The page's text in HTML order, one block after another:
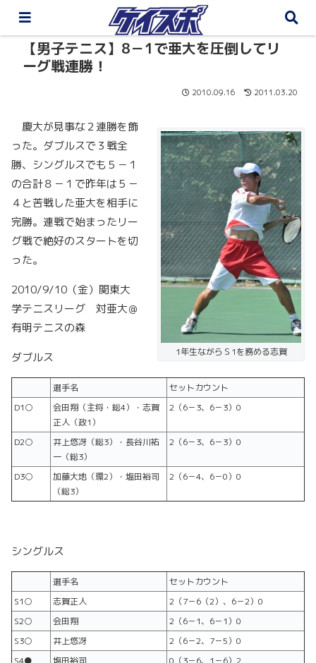
【男子テニス】8－1で亜大を圧倒してリ
ーグ戦連勝！
2010.09.16 2011.03.20
1年生ながらＳ1を務める志賀
慶大が見事な２連勝を飾
った。ダブルスで３戦全
勝、シングルスでも５－１
の合計８－１で昨年は５－
４と苦戦した亜大を相手に
完勝。連戦で始まったリー
グ戦で絶好のスタートを切
った。
2010/9/10（金）関東大
学テニスリーグ 対亜大＠
有明テニスの森
ダブルス
選手名
セットカウント
D1○
会田翔（主将・総4）・志賀
正人（政1）
2（6－3、6－3）0
D2○
井上悠冴（総3）・長谷川祐
一（総3）
2（6－3、6－3）0
D3○
加藤大地（環2）・塩田裕司
（総3）
2（6－4、6－0）0
シングルス
選手名
セットカウント
S1○
志賀正人
2（7－6（2）、6－2）0
S2○
会田翔
2（6－1、6－1）0
S3○
井上悠冴
2（6－2、7－5）0
S4●
塩田裕司
0（3－6、1－6）2